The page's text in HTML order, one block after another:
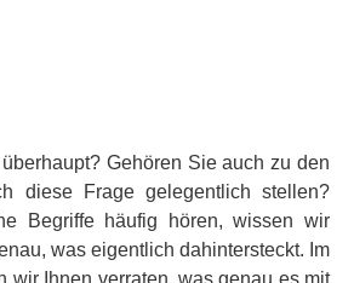
Gehören Sie auch zu den
diese Frage gelegentlich stellen?
Begriffe häufig hören, wissen wir
was eigentlich dahintersteckt. Im
wir Ihnen verraten, was genau es mit